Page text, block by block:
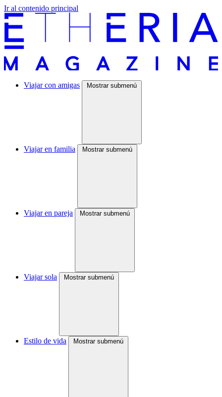
Ir al contenido principal
Viajar con amigas Mostrar submenú
Viajar en familia Mostrar submenú
Viajar en pareja Mostrar submenú
Viajar sola Mostrar submenú
Estilo de vida Mostrar submenú